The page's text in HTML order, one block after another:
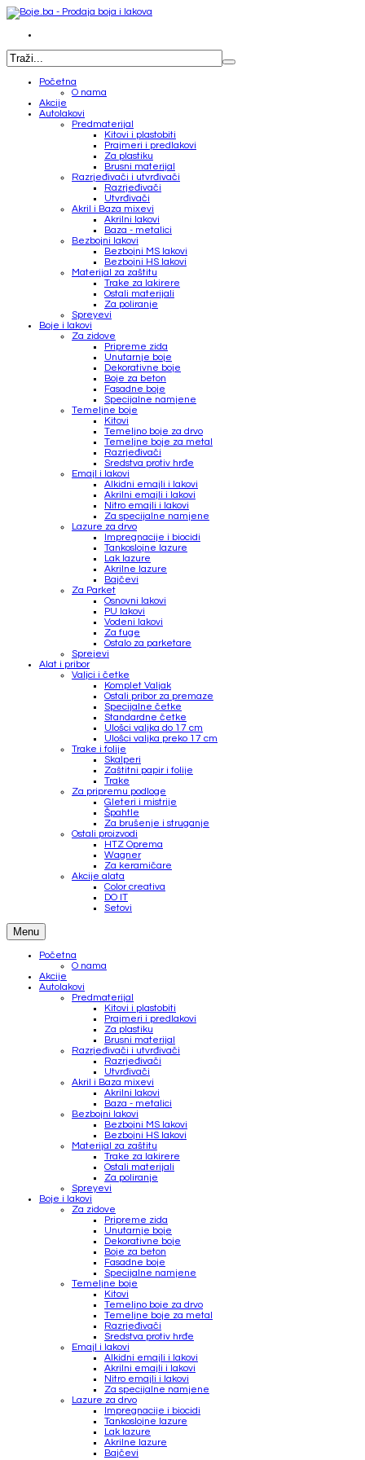
Početna
O nama
Akcije
Autolakovi
Predmaterijal
Kitovi i plastobiti
Prajmeri i predlakovi
Za plastiku
Brusni materijal
Razrjeđivači i utvrđivači
Razrjeđivači
Utvrđivači
Akril i Baza mixevi
Akrilni lakovi
Baza - metalici
Bezbojni lakovi
Bezbojni MS lakovi
Bezbojni HS lakovi
Materijal za zaštitu
Trake za lakirere
Ostali materijali
Za poliranje
Spreyevi
Boje i lakovi
Za zidove
Pripreme zida
Unutarnje boje
Dekorativne boje
Boje za beton
Fasadne boje
Specijalne namjene
Temeljne boje
Kitovi
Temeljno boje za drvo
Temeljne boje za metal
Razrjeđivači
Sredstva protiv hrđe
Emajl i lakovi
Alkidni emajli i lakovi
Akrilni emajli i lakovi
Nitro emajli i lakovi
Za specijalne namjene
Lazure za drvo
Impregnacije i biocidi
Tankoslojne lazure
Lak lazure
Akrilne lazure
Bajčevi
Za Parket
Osnovni lakovi
PU lakovi
Vodeni lakovi
Za fuge
Ostalo za parketare
Sprejevi
Alat i pribor
Valjci i četke
Komplet Valjak
Ostali pribor za premaze
Specijalne četke
Standardne četke
Ulošci valjka do 17 cm
Ulošci valjka preko 17 cm
Trake i folije
Skalperi
Zaštitni papir i folije
Trake
Za pripremu podloge
Gleteri i mistrije
Špahtle
Za brušenje i struganje
Ostali proizvodi
HTZ Oprema
Wagner
Za keramičare
Akcije alata
Color creativa
DO IT
Setovi
Menu
Početna
O nama
Akcije
Autolakovi
Predmaterijal
Kitovi i plastobiti
Prajmeri i predlakovi
Za plastiku
Brusni materijal
Razrjeđivači i utvrđivači
Razrjeđivači
Utvrđivači
Akril i Baza mixevi
Akrilni lakovi
Baza - metalici
Bezbojni lakovi
Bezbojni MS lakovi
Bezbojni HS lakovi
Materijal za zaštitu
Trake za lakirere
Ostali materijali
Za poliranje
Spreyevi
Boje i lakovi
Za zidove
Pripreme zida
Unutarnje boje
Dekorativne boje
Boje za beton
Fasadne boje
Specijalne namjene
Temeljne boje
Kitovi
Temeljno boje za drvo
Temeljne boje za metal
Razrjeđivači
Sredstva protiv hrđe
Emajl i lakovi
Alkidni emajli i lakovi
Akrilni emajli i lakovi
Nitro emajli i lakovi
Za specijalne namjene
Lazure za drvo
Impregnacije i biocidi
Tankoslojne lazure
Lak lazure
Akrilne lazure
Bajčevi